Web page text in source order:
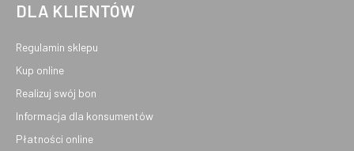
DLA KLIENTÓW
Regulamin sklepu
Kup online
Realizuj swój bon
Informacja dla konsumentów
Płatności online